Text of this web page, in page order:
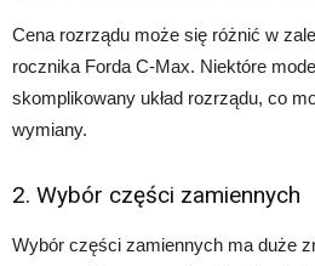
Cena rozrządu może się różnić w
rocznika Forda C-Max. Niektóre
skomplikowany układ rozrządu, co
wymiany.
2. Wybór części zamiennych
Wybór części zamiennych ma duże